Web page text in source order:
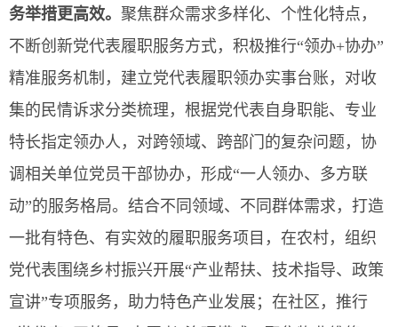
务举措更高效。 聚焦群众需求多样化、个性化特点，
不断创新党代表履职服务方式，积极推行“领办+协办”
精准服务机制，建立党代表履职领办实事台账，对收
集的民情诉求分类梳理，根据党代表自身职能、专业
特长指定领办人，对跨领域、跨部门的复杂问题，协
调相关单位党员干部协办，形成“一人领办、多方联
动”的服务格局。结合不同领域、不同群体需求，打造
一批有特色、有实效的履职服务项目，在农村，组织
党代表围绕乡村振兴开展“产业帮扶、技术指导、政策
宣讲”专项服务，助力特色产业发展；在社区，推行